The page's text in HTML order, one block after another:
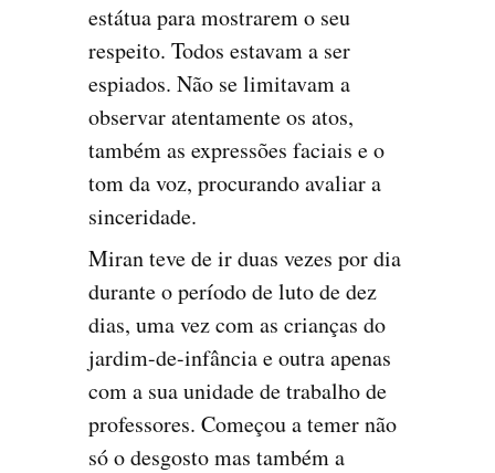
estátua para mostrarem o seu
respeito. Todos estavam a ser
espiados. Não se limitavam a
observar atentamente os atos,
também as expressões faciais e o
tom da voz, procurando avaliar a
sinceridade.
Miran teve de ir duas vezes por dia
durante o período de luto de dez
dias, uma vez com as crianças do
jardim-de-infância e outra apenas
com a sua unidade de trabalho de
professores. Começou a temer não
só o desgosto mas também a